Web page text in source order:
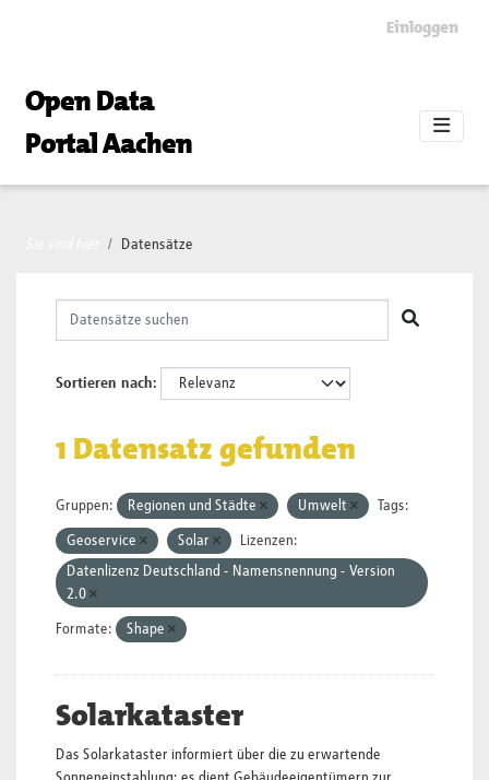
Einloggen
Open Data
Portal Aachen
Datensätze
Sortieren nach
1 Datensatz gefunden
Gruppen: Regionen und Städte Umwelt Tags:
Geoservice Solar
Lizenzen:
Datenlizenz Deutschland - Namensnennung - Version
2.0
Formate: Shape
Solarkataster
Das Solarkataster informiert über die zu erwartende